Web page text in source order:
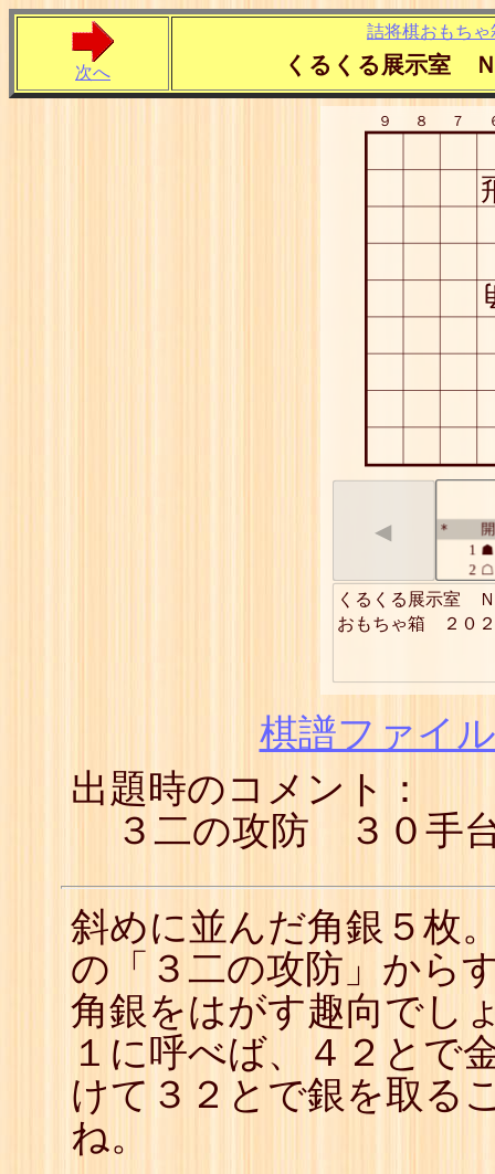
次へ
詰将棋おもちゃ
くるくる展示室
９ ８ ７
◀ *
1 ☗
2
☗
5 ☗
8☖
10
11☗
14☖
15☗
20
21☗
22☖
☗
24☖
25☗
26☖
27☗
28☖
くるくる展示室　
おもちゃ箱　２０
棋譜ファイ
出題時のコメント：
３二の攻防 ３０手
斜めに並んだ角銀５枚
の「３二の攻防」から
角銀をはがす趣向でし
１に呼べば、４２とで
けて３２とで銀を取る
ね。